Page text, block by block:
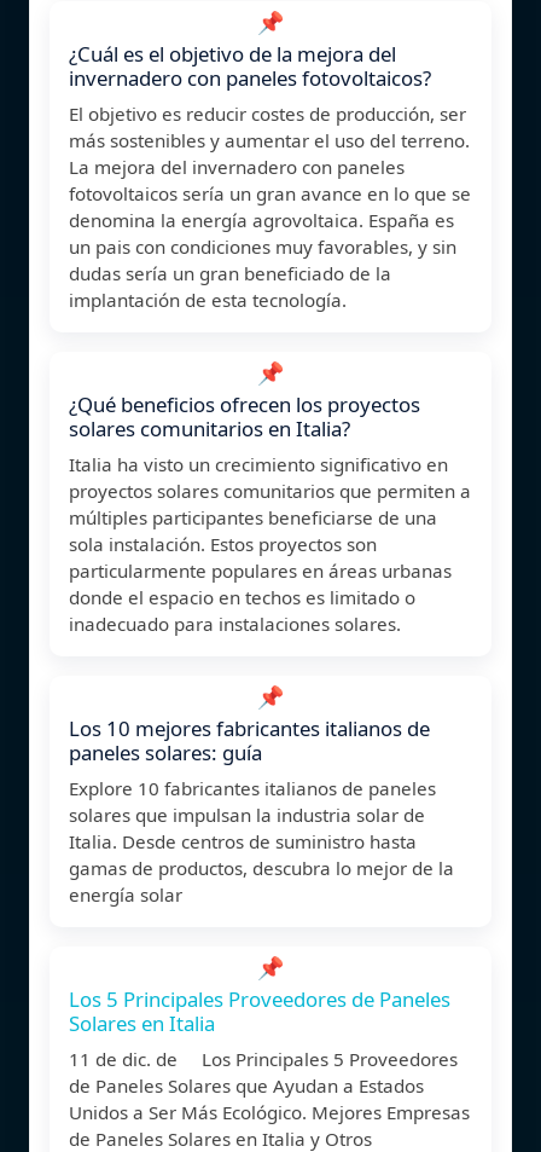
📌
¿Cuál es el objetivo de la mejora del
invernadero con paneles fotovoltaicos?
El objetivo es reducir costes de producción, ser
más sostenibles y aumentar el uso del terreno.
La mejora del invernadero con paneles
fotovoltaicos sería un gran avance en lo que se
denomina la energía agrovoltaica. España es
un pais con condiciones muy favorables, y sin
dudas sería un gran beneficiado de la
implantación de esta tecnología.
📌
¿Qué beneficios ofrecen los proyectos
solares comunitarios en Italia?
Italia ha visto un crecimiento significativo en
proyectos solares comunitarios que permiten a
múltiples participantes beneficiarse de una
sola instalación. Estos proyectos son
particularmente populares en áreas urbanas
donde el espacio en techos es limitado o
inadecuado para instalaciones solares.
📌
Los 10 mejores fabricantes italianos de
paneles solares: guía
Explore 10 fabricantes italianos de paneles
solares que impulsan la industria solar de
Italia. Desde centros de suministro hasta
gamas de productos, descubra lo mejor de la
energía solar
📌
Los 5 Principales Proveedores de Paneles
Solares en Italia
11 de dic. de Los Principales 5 Proveedores
de Paneles Solares que Ayudan a Estados
Unidos a Ser Más Ecológico. Mejores Empresas
de Paneles Solares en Italia y Otros